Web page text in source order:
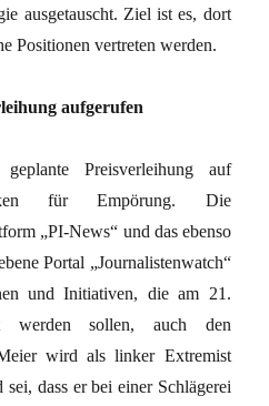
ausgetauscht. Ziel ist es, dort
Positionen vertreten werden.
aufgerufen
Preisverleihung auf
für Empörung. Die
„PI-News“ und das ebenso
Portal „Journalistenwatch“
und Initiativen, die am 21.
werden sollen, auch den
wird als linker Extremist
dass er bei einer Schlägerei